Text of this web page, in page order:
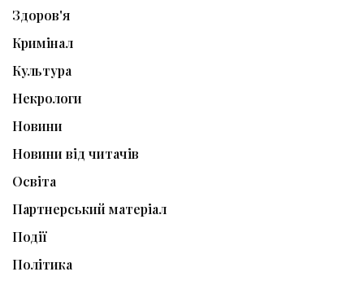
Здоров'я
Кримінал
Культура
Некрологи
Новини
Новини від читачів
Освіта
Партнерський матеріал
Події
Політика